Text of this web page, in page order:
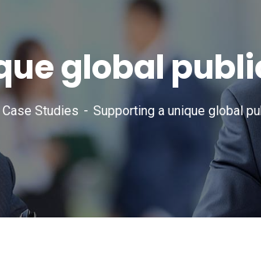
global
Case Studies Supporting a unique global